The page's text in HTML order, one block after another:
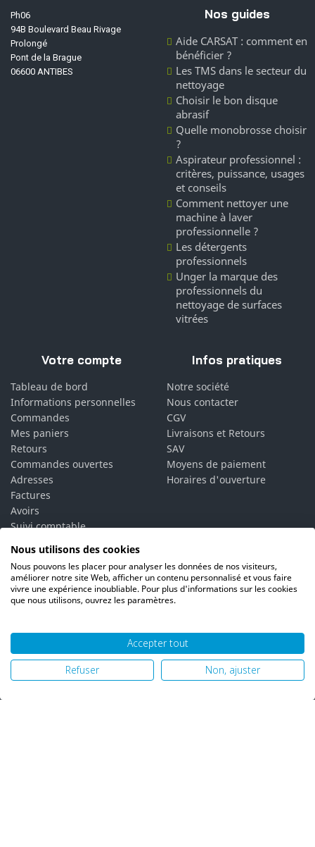
Ph06
94B Boulevard Beau Rivage
Prolongé
Pont de la Brague
06600 ANTIBES
Nos guides
Aide CARSAT : comment en
bénéficier ?
Les TMS dans le secteur du
nettoyage
Choisir le bon disque
abrasif
Quelle monobrosse choisir
?
Aspirateur professionnel :
critères, puissance, usages
et conseils
Comment nettoyer une
machine à laver
professionnelle ?
Les détergents
professionnels
Unger la marque des
professionnels du
nettoyage de surfaces
vitrées
Votre compte
Tableau de bord
Informations personnelles
Commandes
Mes paniers
Retours
Commandes ouvertes
Adresses
Factures
Avoirs
Suivi comptable
Vos alertes
Vos interlocuteurs
Infos pratiques
Notre société
Nous contacter
CGV
Livraisons et Retours
SAV
Moyens de paiement
Horaires d'ouverture
© 2026 PH06 Produits Propreté Hygiène |Mentions légales|
Politique de confidentialité
Plan du site
Nous utilisons des cookies
Nous pouvons les placer pour analyser les données de nos visiteurs,
améliorer notre site Web, afficher un contenu personnalisé et vous faire
vivre une expérience inoubliable. Pour plus d'informations sur les cookies
que nous utilisons, ouvrez les paramètres.
Accepter tout
Refuser
Non, ajuster